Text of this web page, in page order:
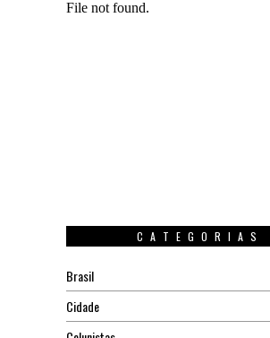
CATEGORIAS
Brasil
Cidade